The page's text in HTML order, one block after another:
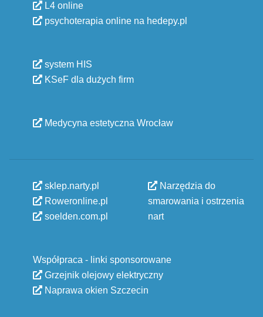
L4 online
psychoterapia online na hedepy.pl
system HIS
KSeF dla dużych firm
Medycyna estetyczna Wrocław
sklep.narty.pl
Roweronline.pl
soelden.com.pl
Narzędzia do
smarowania i ostrzenia
nart
Współpraca - linki sponsorowane
Grzejnik olejowy elektryczny
Naprawa okien Szczecin